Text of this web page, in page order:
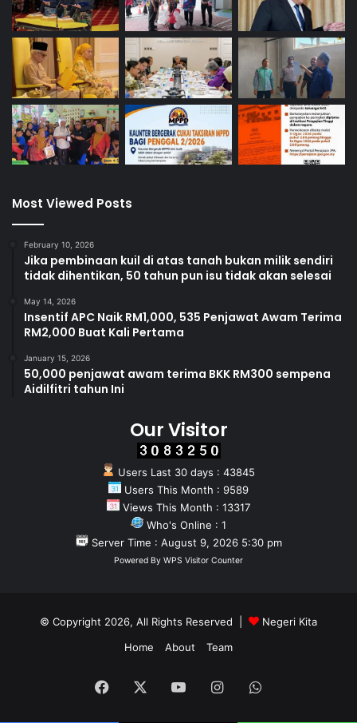
Most Viewed Posts
February 10, 2026
Jika pembinaan kuil di atas tanah bukan milik sendiri
tidak dihentikan, 50 tahun pun isu tidak akan selesai
May 14, 2026
Insentif APC Naik RM1,000, 535 Penjawat Awam Terima
RM2,000 Buat Kali Pertama
January 15, 2026
50,000 penjawat awam terima BKK RM300 sempena
Aidilfitri tahun Ini
Our Visitor
Users Last 30 days : 43845
Users This Month : 9589
Views This Month : 13317
Who's Online : 1
Server Time : August 9, 2026 5:30 pm
Powered By WPS Visitor Counter
© Copyright 2026, All Rights Reserved |
Negeri Kita
Home
About Team
Facebook YouTubeInstagramWhatsApp